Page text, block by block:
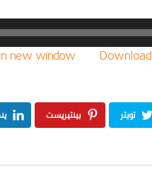
new window Download
تويتر بينتيريست